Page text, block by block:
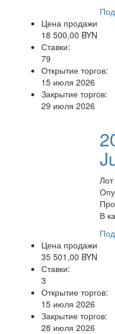
Цена продажи
18 500,00 BYN
Ставки:
79
Открытие торгов:
15 июля 2026
Закрытие торгов:
29 июля 2026
В
Цена продажи
35 501,00 BYN
Ставки:
3
Открытие торгов:
15 июля 2026
Закрытие торгов:
28 июля 2026